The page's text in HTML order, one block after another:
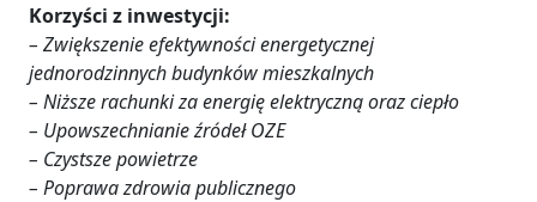
Korzyści z inwestycji:
– Zwiększenie efektywności energetycznej
jednorodzinnych budynków mieszkalnych
– Niższe rachunki za energię elektryczną oraz ciepło
– Upowszechnianie źródeł OZE
– Czystsze powietrze
– Poprawa zdrowia publicznego